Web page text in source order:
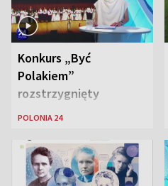
Konkurs „Być
Polakiem”
rozstrzygnięty
POLONIA 24